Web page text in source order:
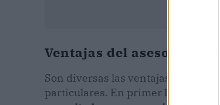
Ventajas del
Son diversas las ventajas que
particulares. En primer lugar,